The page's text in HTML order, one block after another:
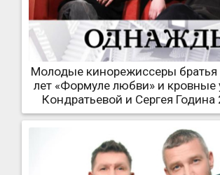
Молодые кинорежиссеры братья
лет «Формуле любви» и
Кондратьевой и Сергея